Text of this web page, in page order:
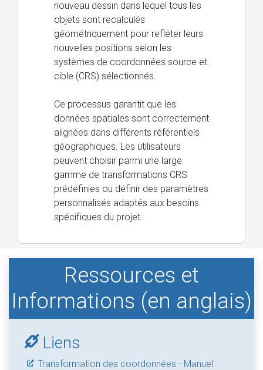
nouveau dessin dans lequel tous les
objets sont recalculés
géométriquement pour refléter leurs
nouvelles positions selon les
systèmes de coordonnées source et
cible (CRS) sélectionnés.
Ce processus garantit que les
données spatiales sont correctement
alignées dans différents référentiels
géographiques. Les utilisateurs
peuvent choisir parmi une large
gamme de transformations CRS
prédéfinies ou définir des paramètres
personnalisés adaptés aux besoins
spécifiques du projet.
Ressources et
Informations (en anglais)
Liens
Transformation des coordonnées - Manuel